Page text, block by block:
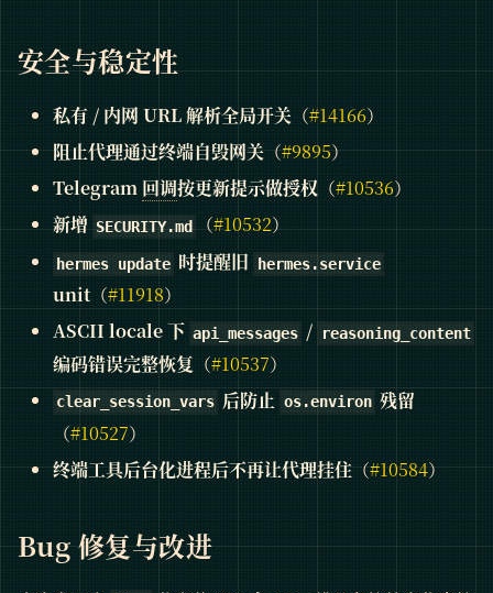
安全与稳定性
私有 / 内网 URL 解析全局开关 （#14166）
阻止代理通过终端自毁网关（#9895）
Telegram 回调按更新提示做授权 （#10536）
新增 SECURITY.md（#10532）
hermes update 时提醒旧 hermes.service
unit （#11918）
ASCII locale 下 api_messages / reasoning_content
编码错误完整恢复 （#10537）
clear_session_vars 后防止 os.environ 残留
（#10527）
终端工具后台化进程后不再让代理挂住（#10584）
Bug 修复与改进